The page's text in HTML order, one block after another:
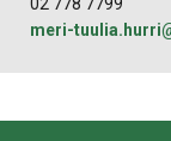
meri-